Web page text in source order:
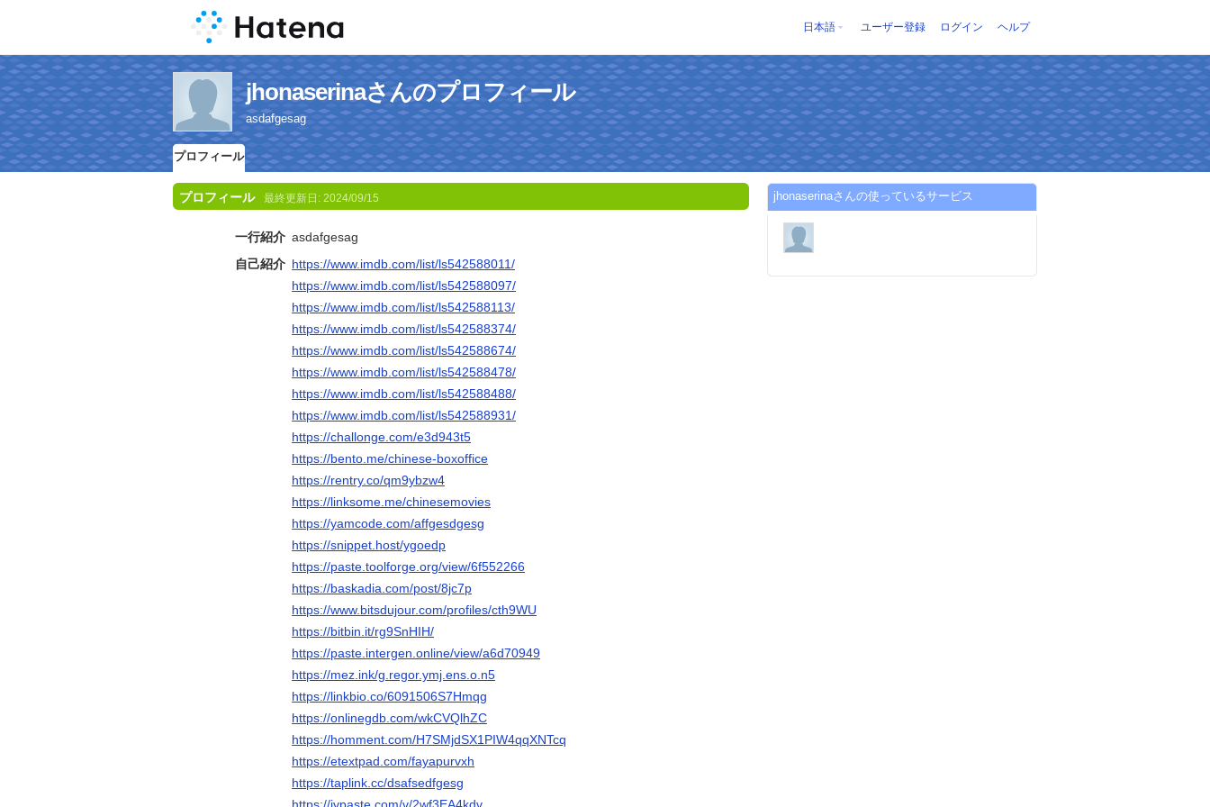
日本語 ユーザー登録 ログイン ヘルプ
jhonaserinaさんのプロフィール
asdafgesag
プロフィール
プロフィール 最終更新日: 2024/09/15
一行紹介 asdafgesag
自己紹介 https://www.imdb.com/list/ls542588011/
https://www.imdb.com/list/ls542588097/
https://www.imdb.com/list/ls542588113/
https://www.imdb.com/list/ls542588374/
https://www.imdb.com/list/ls542588674/
https://www.imdb.com/list/ls542588478/
https://www.imdb.com/list/ls542588488/
https://www.imdb.com/list/ls542588931/
https://challonge.com/e3d943t5
https://bento.me/chinese-boxoffice
https://rentry.co/qm9ybzw4
https://linksome.me/chinesemovies
https://yamcode.com/affgesdgesg
https://snippet.host/ygoedp
https://paste.toolforge.org/view/6f552266
https://baskadia.com/post/8jc7p
https://www.bitsdujour.com/profiles/cth9WU
https://bitbin.it/rg9SnHIH/
https://paste.intergen.online/view/a6d70949
https://mez.ink/g.regor.ymj.ens.o.n5
https://linkbio.co/6091506S7Hmqg
https://onlinegdb.com/wkCVQlhZC
https://homment.com/H7SMjdSX1PIW4qqXNTcq
https://etextpad.com/fayapurvxh
https://taplink.cc/dsafsedfgesg
jhonaserinaさんの使っているサービス